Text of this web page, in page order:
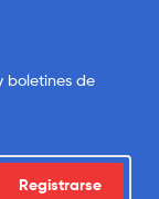
boletines de
Registrarse